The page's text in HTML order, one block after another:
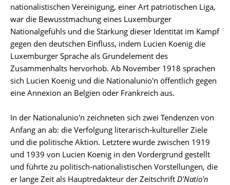
nationalistischen Vereinigung, einer Art patriotischen Liga,
war die Bewusstmachung eines Luxemburger
Nationalgefühls und die Stärkung dieser Identität im Kampf
gegen den deutschen Einfluss, indem Lucien Koenig die
Luxemburger Sprache als Grundelement des
Zusammenhalts hervorhob. Ab November 1918 sprachen
sich Lucien Koenig und die Nationalunio'n öffentlich gegen
eine Annexion an Belgien oder Frankreich aus.
In der Nationalunio'n zeichneten sich zwei Tendenzen von
Anfang an ab: die Verfolgung literarisch-kultureller Ziele
und die politische Aktion. Letztere wurde zwischen 1919
und 1939 von Lucien Koenig in den Vordergrund gestellt
und führte zu politisch-nationalistischen Vorstellungen, die
er lange Zeit als Hauptredakteur der Zeitschrift D'Natio'n